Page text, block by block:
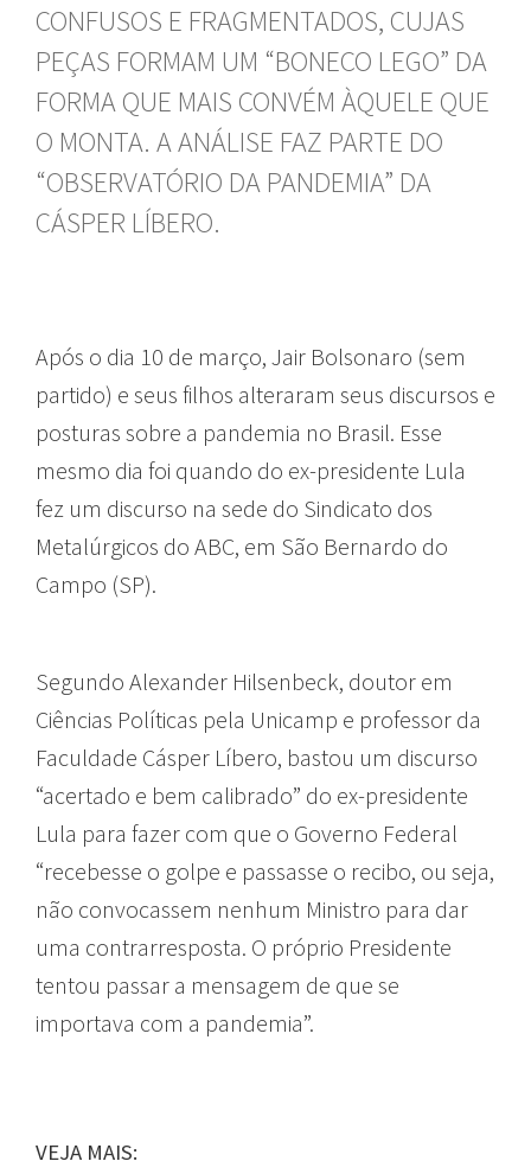
CONFUSOS E FRAGMENTADOS, CUJAS
PEÇAS FORMAM UM “BONECO LEGO” DA
FORMA QUE MAIS CONVÉM ÀQUELE QUE
O MONTA. A ANÁLISE FAZ PARTE DO
“OBSERVATÓRIO DA PANDEMIA” DA
CÁSPER LÍBERO.
Após o dia 10 de março, Jair Bolsonaro (sem
partido) e seus filhos alteraram seus discursos e
posturas sobre a pandemia no Brasil. Esse
mesmo dia foi quando do ex-presidente Lula
fez um discurso na sede do Sindicato dos
Metalúrgicos do ABC, em São Bernardo do
Campo (SP).
Segundo Alexander Hilsenbeck, doutor em
Ciências Políticas pela Unicamp e professor da
Faculdade Cásper Líbero, bastou um discurso
“acertado e bem calibrado” do ex-presidente
Lula para fazer com que o Governo Federal
“recebesse o golpe e passasse o recibo, ou seja,
não convocassem nenhum Ministro para dar
uma contrarresposta. O próprio Presidente
tentou passar a mensagem de que se
importava com a pandemia”.
VEJA MAIS: